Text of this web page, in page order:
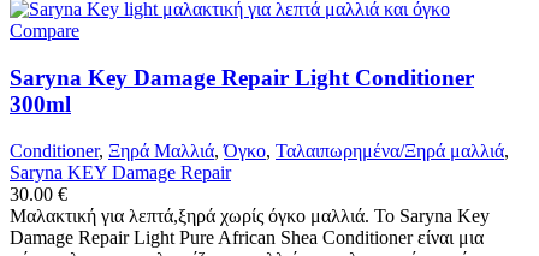
Compare
Saryna Key Damage Repair Light Conditioner
300ml
Conditioner, Ξηρά Μαλλιά,Όγκο, Ταλαιπωρημένα/Ξηρά μαλλιά,
Saryna KEY Damage Repair
30.00 €
Μαλακτική για λεπτά,ξηρά χωρίς όγκο μαλλιά. Το Saryna Key
Damage Repair Light Pure African Shea Conditioner είναι μια